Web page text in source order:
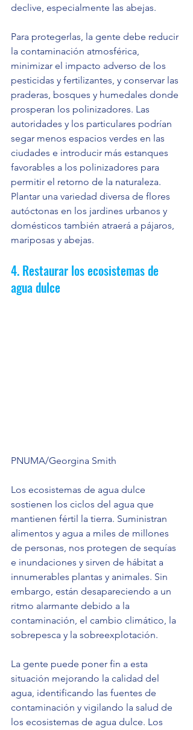
declive, especialmente las abejas.
Para protegerlas, la gente debe reducir
la contaminación atmosférica,
minimizar el impacto adverso de los
pesticidas y fertilizantes, y conservar las
praderas, bosques y humedales donde
prosperan los polinizadores. Las
autoridades y los particulares podrían
segar menos espacios verdes en las
ciudades e introducir más estanques
favorables a los polinizadores para
permitir el retorno de la naturaleza.
Plantar una variedad diversa de flores
autóctonas en los jardines urbanos y
domésticos también atraerá a pájaros,
mariposas y abejas.
4. Restaurar los ecosistemas de
agua dulce
PNUMA/Georgina Smith
Los ecosistemas de agua dulce
sostienen los ciclos del agua que
mantienen fértil la tierra. Suministran
alimentos y agua a miles de millones
de personas, nos protegen de sequías
e inundaciones y sirven de hábitat a
innumerables plantas y animales. Sin
embargo, están desapareciendo a un
ritmo alarmante debido a la
contaminación, el cambio climático, la
sobrepesca y la sobreexplotación.
La gente puede poner fin a esta
situación mejorando la calidad del
agua, identificando las fuentes de
contaminación y vigilando la salud de
los ecosistemas de agua dulce. Los